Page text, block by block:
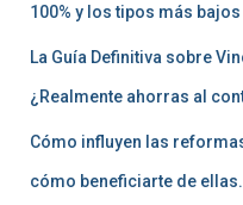
100% y los tipos más
La Guía Definitiva sobre
¿Realmente ahorras al
Cómo influyen las
cómo beneficiarte de ellas.